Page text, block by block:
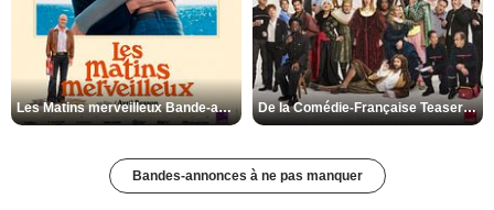
Les Matins merveilleux Bande-annonce VF De la Comédie-Française Teaser VF
Bandes-annonces à ne pas manquer